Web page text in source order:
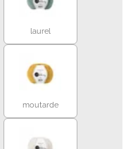
laurel
moutarde